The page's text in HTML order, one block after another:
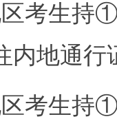
考生持
地通行
考生持